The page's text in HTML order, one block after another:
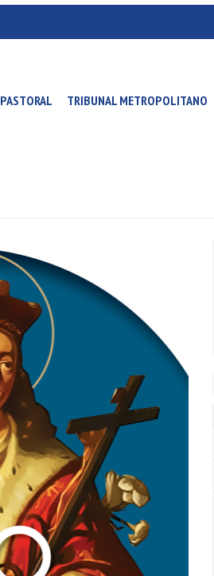
PASTORAL TRIBUNAL METROPOLITANO